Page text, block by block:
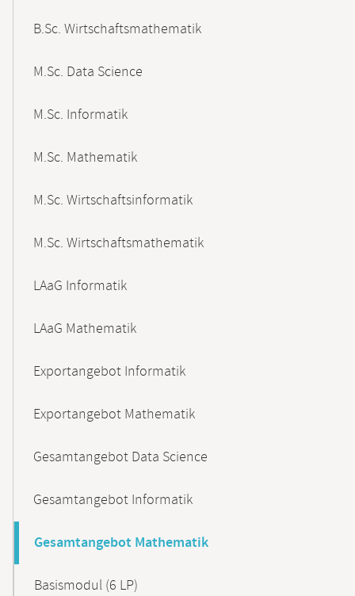
B.Sc. Wirtschaftsmathematik
M.Sc. Data Science
M.Sc. Informatik
M.Sc. Mathematik
M.Sc. Wirtschaftsinformatik
M.Sc. Wirtschaftsmathematik
LAaG Informatik
LAaG Mathematik
Exportangebot Informatik
Exportangebot Mathematik
Gesamtangebot Data Science
Gesamtangebot Informatik
Gesamtangebot Mathematik
Basismodul (6 LP)